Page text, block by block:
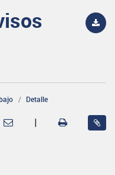
Detalle
|